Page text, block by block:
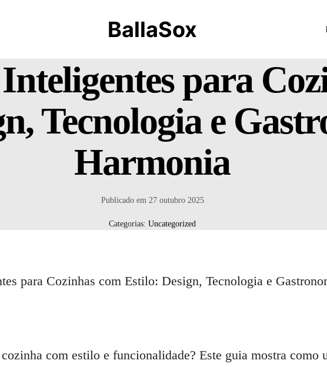
BallaSox
para
Tecnologia e
Harmonia
Publicado em 27 outubro 2025
Categorias: Uncategorized
com estilo e funcionalidade? Este guia mostra como